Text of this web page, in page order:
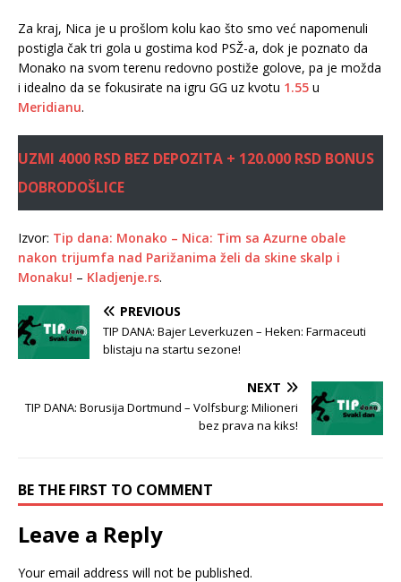
Za kraj, Nica je u prošlom kolu kao što smo već napomenuli
postigla čak tri gola u gostima kod PSŽ-a, dok je poznato da
Monako na svom terenu redovno postiže golove, pa je možda
i idealno da se fokusirate na igru GG uz kvotu 1.55 u
Meridianu.
UZMI 4000 RSD BEZ DEPOZITA + 120.000 RSD BONUS
DOBRODOŠLICE
Izvor: Tip dana: Monako – Nica: Tim sa Azurne obale
nakon trijumfa nad Parižanima želi da skine skalp i
Monaku! – Kladjenje.rs.
PREVIOUS
TIP DANA: Bajer Leverkuzen – Heken: Farmaceuti
blistaju na startu sezone!
NEXT
TIP DANA: Borusija Dortmund – Volfsburg: Milioneri
bez prava na kiks!
BE THE FIRST TO COMMENT
Leave a Reply
Your email address will not be published.